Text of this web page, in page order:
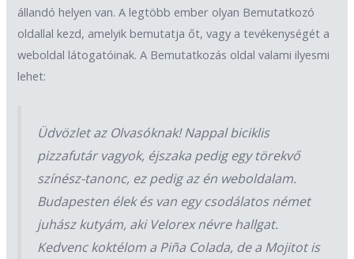
állandó helyen van. A legtöbb ember olyan Bemutatkozó
oldallal kezd, amelyik bemutatja őt, vagy a tevékenységét a
weboldal látogatóinak. A Bemutatkozás oldal valami ilyesmi
lehet:
Üdvözlet az Olvasóknak! Nappal biciklis
pizzafutár vagyok, éjszaka pedig egy törekvő
színész-tanonc, ez pedig az én weboldalam.
Budapesten élek és van egy csodálatos német
juhász kutyám, aki Velorex névre hallgat.
Kedvenc koktélom a Piña Colada, de a Mojitot is